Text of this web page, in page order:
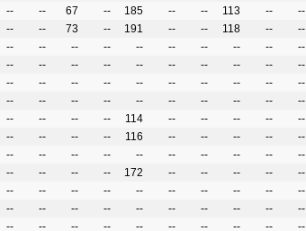
-- -- 67 -- 185 -- -- 113 -- --
-- -- 73 -- 191 -- -- 118 -- --
-- -- -- -- -- -- -- -- -- --
-- -- -- -- -- -- -- -- -- --
-- -- -- -- -- -- -- -- -- --
-- -- -- -- -- -- -- -- -- --
-- -- -- -- 114 -- -- -- -- --
-- -- -- -- 116 -- -- -- -- --
-- -- -- -- -- -- -- -- -- --
-- -- -- -- 172 -- -- -- -- --
-- -- -- -- -- -- -- -- -- --
-- -- -- -- -- -- -- -- -- --
-- -- -- -- -- -- -- -- -- --